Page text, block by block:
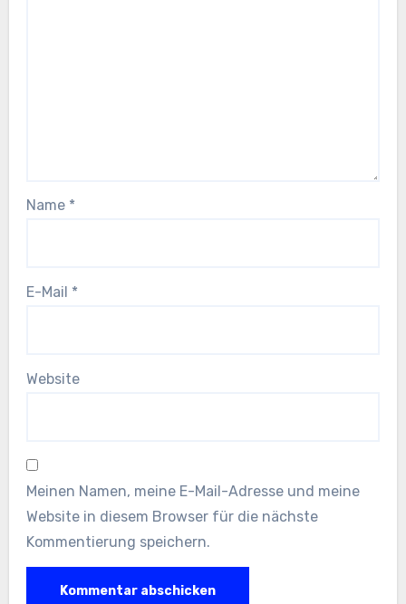
Name *
E-Mail *
Website
Meinen Namen, meine E-Mail-Adresse und meine
Website in diesem Browser für die nächste
Kommentierung speichern.